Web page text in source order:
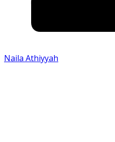
Naila Athiyyah